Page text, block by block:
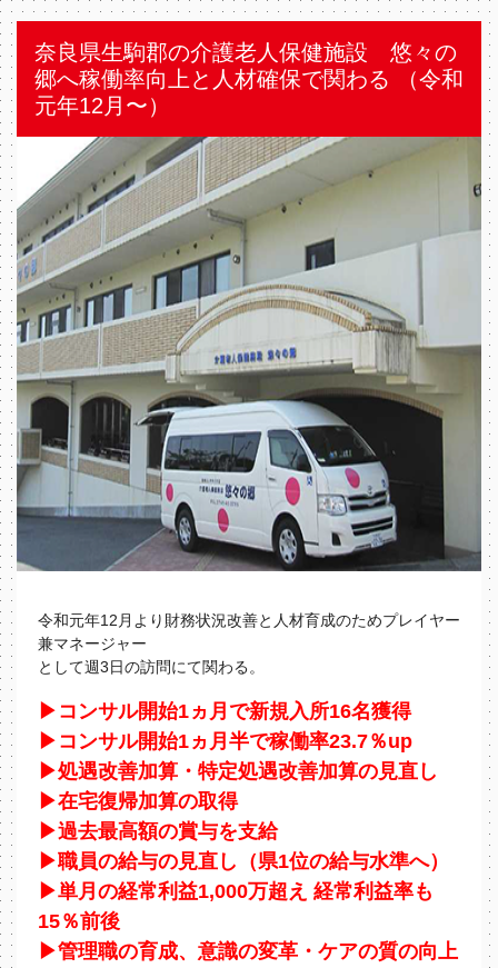
奈良県生駒郡の介護老人保健施設 悠々の
郷へ稼働率向上と人材確保で関わる （令和
元年12⽉〜）
令和元年12月より財務状況改善と人材育成のためプレイヤー
兼マネージャー
として週3日の訪問にて関わる。
▶コンサル開始1ヵ月で新規入所16名獲得
▶コンサル開始1ヵ月半で稼働率23.7％up
▶処遇改善加算・特定処遇改善加算の見直し
▶在宅復帰加算の取得
▶過去最高額の賞与を支給
▶職員の給与の見直し（県1位の給与水準へ）
▶単月の経常利益1,000万超え 経常利益率も
15％前後
▶管理職の育成、意識の変革・ケアの質の向上